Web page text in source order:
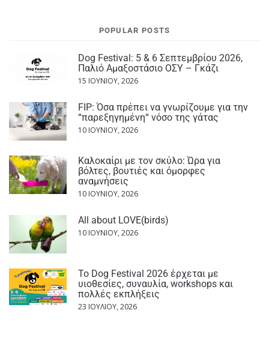
POPULAR POSTS
Dog Festival: 5 & 6 Σεπτεμβρίου 2026,
Παλιό Αμαξοστάσιο ΟΣΥ – Γκάζι
15 ΙΟΥΝΊΟΥ, 2026
FIP: Όσα πρέπει να γνωρίζουμε για την
“παρεξηγημένη“ νόσο της γάτας
10 ΙΟΥΝΊΟΥ, 2026
Καλοκαίρι με τον σκύλο: Ώρα για
βόλτες, βουτιές και όμορφες
αναμνήσεις
10 ΙΟΥΝΊΟΥ, 2026
All about LOVE(birds)
10 ΙΟΥΝΊΟΥ, 2026
Το Dog Festival 2026 έρχεται με
υιοθεσίες, συναυλία, workshops και
πολλές εκπλήξεις
23 ΙΟΥΛΊΟΥ, 2026